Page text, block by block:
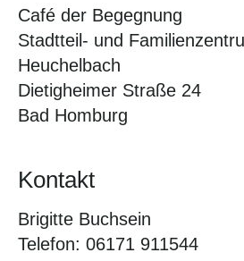
Café der Begegnung
Stadtteil- und
Heuchelbach
Dietigheimer Straße 24
Bad Homburg
Kontakt
Brigitte Buchsein
Telefon: 06171 911544